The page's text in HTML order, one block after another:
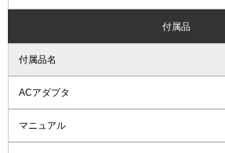
付属品
付属品名
ACアダプタ
マニュアル